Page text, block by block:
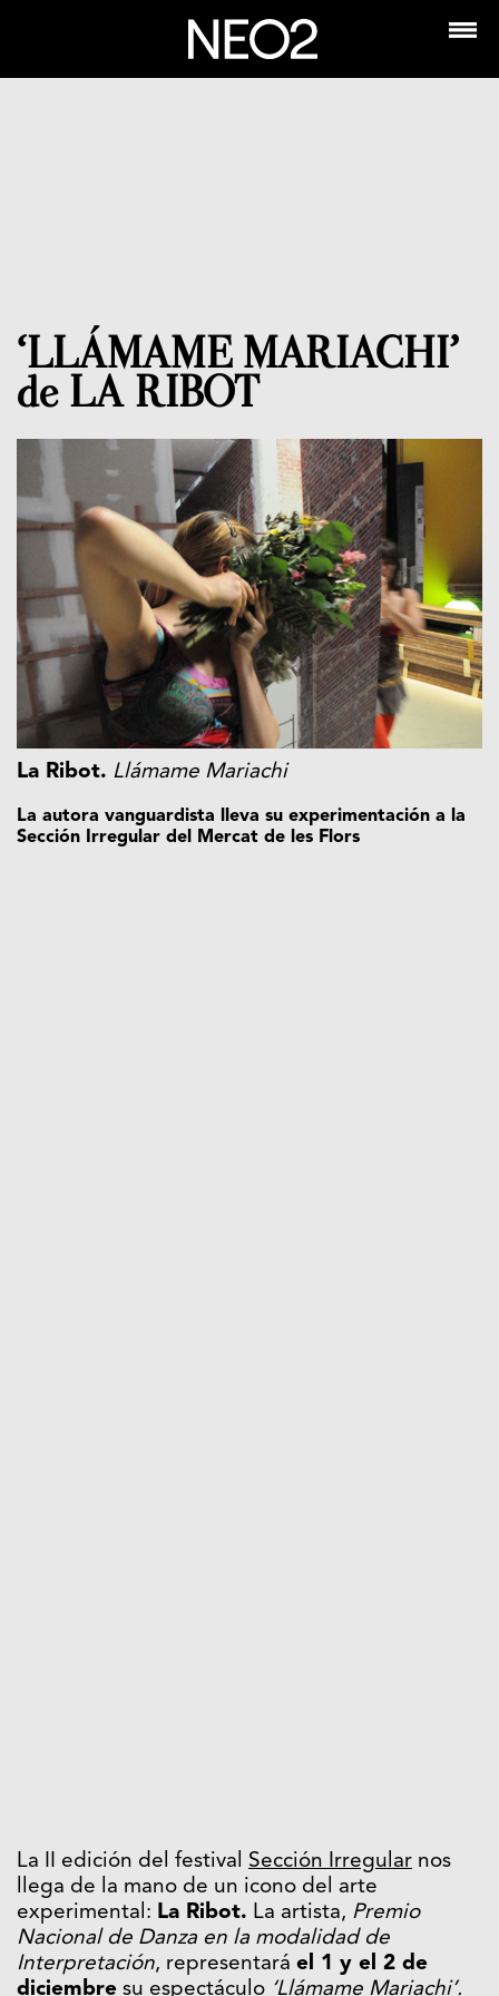
‘LLÁMAME MARIACHI’
de LA RIBOT
La Ribot. Llámame Mariachi
La autora vanguardista lleva su experimentación a la
Sección Irregular del Mercat de les Flors
La II edición del festival Sección Irregular nos
llega de la mano de un icono del arte
experimental: La Ribot. La artista, Premio
Nacional de Danza en la modalidad de
Interpretación, representará el 1 y el 2 de
diciembre su espectáculo ‘Llámame Mariachi’.